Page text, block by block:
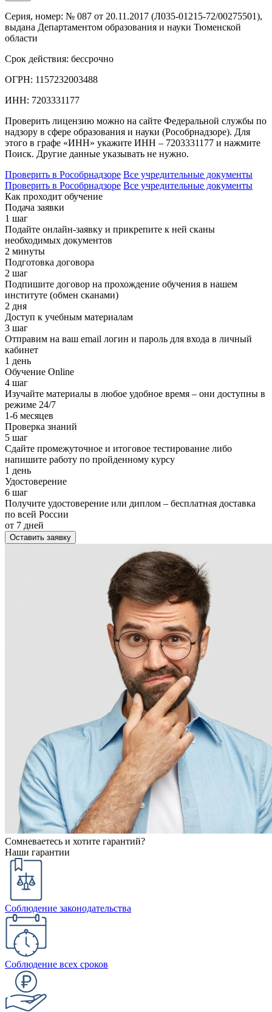
Серия, номер: № 087 от 20.11.2017 (Л035-01215-72/00275501),
выдана Департаментом образования и науки Тюменской
области
Срок действия: бессрочно
ОГРН: 1157232003488
ИНН: 7203331177
Проверить лицензию можно на сайте Федеральной службы по
надзору в сфере образования и науки (Рособрнадзоре). Для
этого в графе «ИНН» укажите ИНН – 7203331177 и нажмите
Поиск. Другие данные указывать не нужно.
Проверить в Рособрнадзоре Все учредительные документы
Проверить в Рособрнадзоре Все учредительные документы
Как проходит обучение
Подача заявки
1 шаг
Подайте онлайн-заявку и прикрепите к ней сканы
необходимых документов
2 минуты
Подготовка договора
2 шаг
Подпишите договор на прохождение обучения в нашем
институте (обмен сканами)
2 дня
Доступ к учебным материалам
3 шаг
Отправим на ваш email логин и пароль для входа в личный
кабинет
1 день
Обучение Online
4 шаг
Изучайте материалы в любое удобное время – они доступны в
режиме 24/7
1-6 месяцев
Проверка знаний
5 шаг
Сдайте промежуточное и итоговое тестирование либо
напишите работу по пройденному курсу
1 день
Удостоверение
6 шаг
Получите удостоверение или диплом – бесплатная доставка
по всей России
от 7 дней
Оставить заявку
Сомневаетесь и хотите гарантий?
Наши гарантии
Соблюдение законодательства
Соблюдение всех сроков